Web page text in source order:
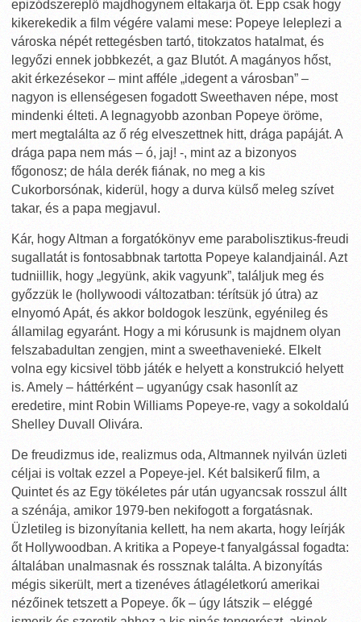
epizódszereplő majdhogynem eltakarja őt. Épp csak hogy
kikerekedik a film végére valami mese: Popeye leleplezi a
városka népét rettegésben tartó, titokzatos hatalmat, és
legyőzi ennek jobbkezét, a gaz Blutót. A magányos hőst,
akit érkezésekor – mint afféle „idegent a városban” –
nagyon is ellenségesen fogadott Sweethaven népe, most
mindenki élteti. A legnagyobb azonban Popeye öröme,
mert megtalálta az ő rég elveszettnek hitt, drága papáját. A
drága papa nem más – ó, jaj! -, mint az a bizonyos
főgonosz; de hála derék fiának, no meg a kis
Cukorborsónak, kiderül, hogy a durva külső meleg szívet
takar, és a papa megjavul.
Kár, hogy Altman a forgatókönyv eme parabolisztikus-freudi
sugallatát is fontosabbnak tartotta Popeye kalandjainál. Azt
tudniillik, hogy „legyünk, akik vagyunk”, találjuk meg és
győzzük le (hollywoodi változatban: térítsük jó útra) az
elnyomó Apát, és akkor boldogok leszünk, egyénileg és
államilag egyaránt. Hogy a mi kórusunk is majdnem olyan
felszabadultan zengjen, mint a sweethavenieké. Elkelt
volna egy kicsivel több játék e helyett a konstrukció helyett
is. Amely – háttérként – ugyanúgy csak hasonlít az
eredetire, mint Robin Williams Popeye-re, vagy a sokoldalú
Shelley Duvall Olivára.
De freudizmus ide, realizmus oda, Altmannek nyilván üzleti
céljai is voltak ezzel a Popeye-jel. Két balsikerű film, a
Quintet és az Egy tökéletes pár után ugyancsak rosszul állt
a szénája, amikor 1979-ben nekifogott a forgatásnak.
Üzletileg is bizonyítania kellett, ha nem akarta, hogy leírják
őt Hollywoodban. A kritika a Popeye-t fanyalgással fogadta:
általában unalmasnak és rossznak találta. A bizonyítás
mégis sikerült, mert a tizenéves átlagéletkorú amerikai
nézőinek tetszett a Popeye. ők – úgy látszik – eléggé